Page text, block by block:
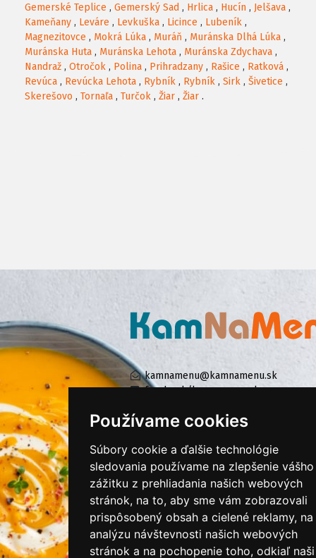
Používame cookies
Súbory cookie a ďalšie technológie
sledovania používame na zlepšenie vášho
zážitku z prehliadania našich webových
stránok, na to, aby sme vám zobrazovali
prispôsobený obsah a cielené reklamy, na
analýzu návštevnosti našich webových
stránok a na pochopenie toho, odkiaľ naši
Gemerské Teplice , Gemerský Sad , Hrlica , Hucín , Jelšava ,
Kameňany , Leváre , Levkuška , Licince , Lubeník ,
Magnezitovce , Mokrá Lúka , Muráň , Muránska Dlhá Lúka ,
Muránska Huta , Muránska Lehota , Muránska Zdychava ,
Nandraž , Otročok , Polina , Prihradzany , Rašice , Ratková ,
Revúca , Revúcka Lehota , Rybník , Rybník , Sirk , Šivetice ,
Skerešovo , Tornaľa , Turčok , Žiar , Žiar .
kamnamenu@kamnamenu.sk
facebook/kamnamenu.sk
PRIHLÁSIŤ SA DO ZÁKAZNÍCKEJ ZÓNY
Všeobecné obchodné podmienky